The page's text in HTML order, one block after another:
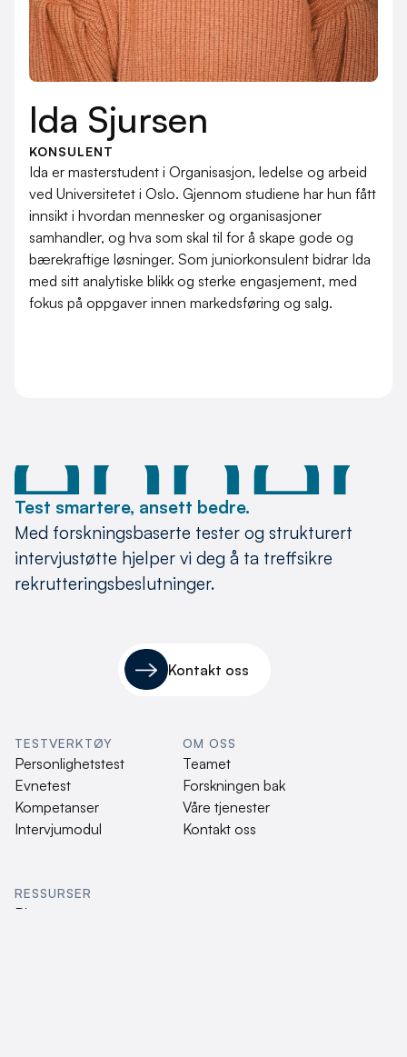
Ida Sjursen
KONSULENT
Ida er masterstudent i Organisasjon, ledelse og arbeid
ved Universitetet i Oslo. Gjennom studiene har hun fått
innsikt i hvordan mennesker og organisasjoner
samhandler, og hva som skal til for å skape gode og
bærekraftige løsninger. Som juniorkonsulent bidrar Ida
med sitt analytiske blikk og sterke engasjement, med
fokus på oppgaver innen markedsføring og salg.
Test smartere, ansett bedre.
Med forskningsbaserte tester og strukturert
intervjustøtte hjelper vi deg å ta treffsikre
rekrutteringsbeslutninger.
Kontakt oss
TESTVERKTØY
Personlighetstest
Evnetest
Kompetanser
Intervjumodul
OM OSS
Teamet
Forskningen bak
Våre tjenester
Kontakt oss
RESSURSER
Blogg